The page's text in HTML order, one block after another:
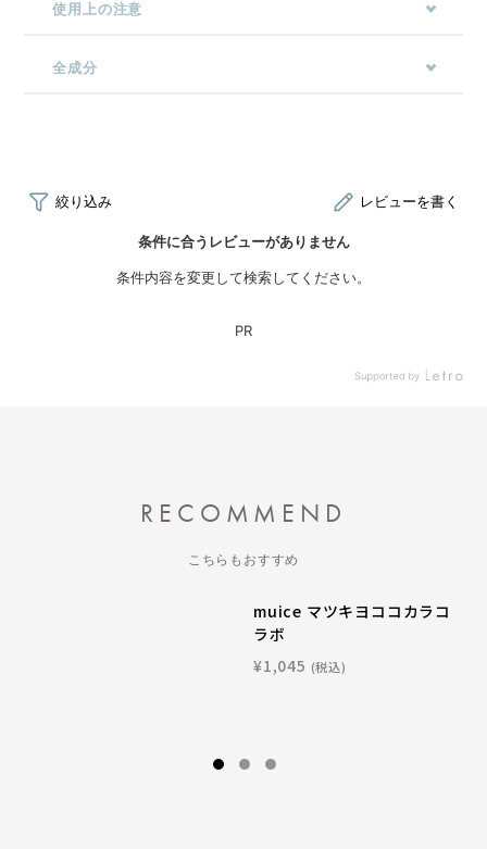
使用上の注意
全成分
RECOMMEND
こちらもおすすめ
muice マツキヨココカラコ
ラボ
¥1,045 (税込)